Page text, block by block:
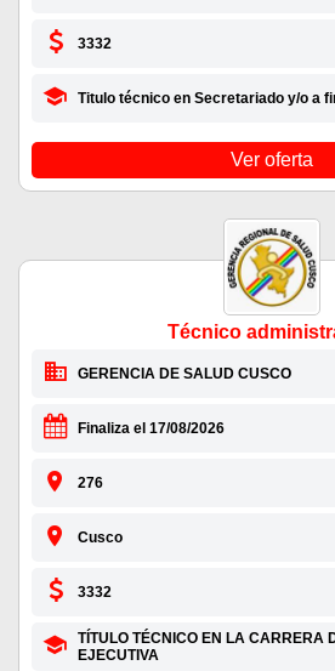
3332
Titulo técnico en Secretariado y/o a
Ver oferta
Técnico
GERENCIA DE SALUD CUSCO
Finaliza el 17/08/2026
276
Cusco
3332
TÍTULO TÉCNICO EN LA CARRERA
EJECUTIVA